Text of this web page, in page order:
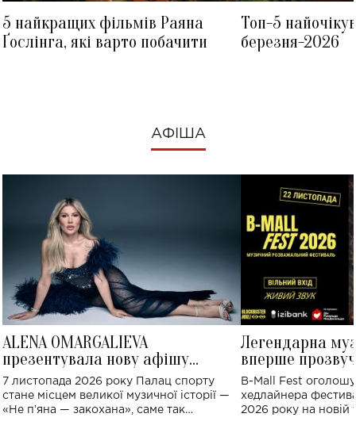
5 найкращих фільмів Раяна
Ґослінга, які варто побачити
Топ-5
березня-2026
АФІША
ALENA OMARGALIEVA
презентувала нову афішу
великого концерту в Палаці
спорту
7 листопада 2026 року Палац спорту
стане місцем великої музичної історії —
«Не пʼяна — закохана», саме так
Легендарна
вперше
Україні: де
B-Mall Fest
хедлайнера
2026 року на новій